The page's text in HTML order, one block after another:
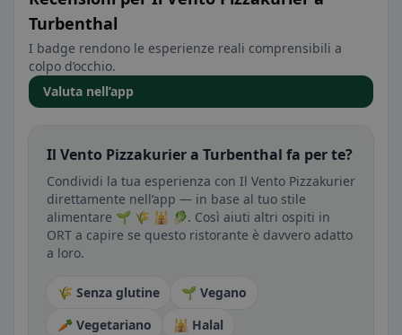
Turbenthal
I badge rendono le esperienze reali comprensibili a
colpo d’occhio.
Valuta nell’app
Il Vento Pizzakurier a Turbenthal fa per te?
Condividi la tua esperienza con Il Vento Pizzakurier
direttamente nell’app — in base al tuo stile
alimentare 🌱 🌾 🕌 🥬. Così aiuti altri ospiti in
ORT a capire se questo ristorante è davvero adatto
a loro.
🌾 Senza glutine
🌱 Vegano
🥕 Vegetariano
🕌 Halal